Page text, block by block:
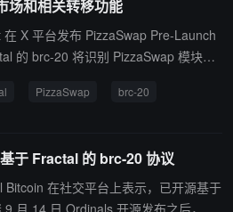
进展既缓慢又具有挑战性。
场和相关转移功能
X 平台发布 PizzaSwap Pre-Launch
20 的平台在 PizzaSwap 发布时暂
行交互，相关 API 可用于确定提款铭
Fractal，将支持通过 Bool Bridge 和
PizzaSwap brc-20
于 Fractal 的 brc-20 协议
在社交平台上表示，已开源基于
月 14 日 Ordinals 开源发布之后，现